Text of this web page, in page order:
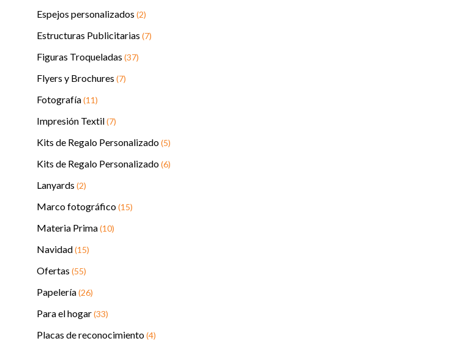
Espejos personalizados (2)
Estructuras Publicitarias (7)
Figuras Troqueladas (37)
Flyers y Brochures (7)
Fotografía(11)
Impresión Textil(7)
Kits de Regalo Personalizado(5)
Kits de Regalo Personalizado(6)
Lanyards (2)
Marco fotográfico(15)
Materia Prima(10)
Navidad(15)
Ofertas (55)
Papelería(26)
Para el hogar(33)
Placas de reconocimiento(4)